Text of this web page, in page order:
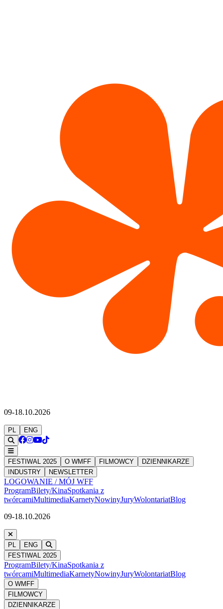
09-18.10.2026
PL ENG
FESTIWAL 2025 O WMFF FILMOWCY
DZIENNIKARZE
INDUSTRY
NEWSLETTER
LOGOWANIE / MÓJ WFF
ProgramBilety/KinaSpotkania z
twórcamiMultimediaKarnetyNowinyJuryWolontariatBlog
09-18.10.2026
PL
ENG
FESTIWAL 2025
ProgramBilety/KinaSpotkania z
twórcamiMultimediaKarnetyNowinyJuryWolontariatBlog
O WMFF
FILMOWCY
DZIENNIKARZE